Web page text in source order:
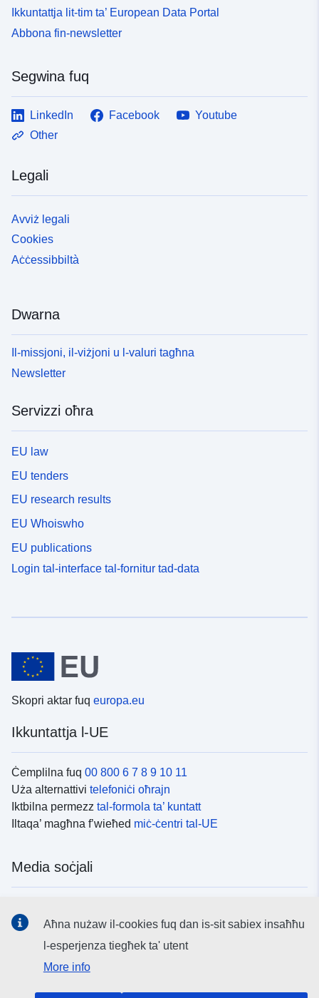
Ikkuntattja lit-tim ta’ European Data Portal
Abbona fin-newsletter
Segwina fuq
LinkedIn Facebook
Youtube
Other
Legali
Avviż legali
Cookies
Aċċessibbiltà
Dwarna
Il-missjoni, il-viżjoni u l-valuri tagħna
Newsletter
Servizzi oħra
EU law
EU tenders
EU research results
EU Whoiswho
EU publications
Login tal-interface tal-fornitur tad-data
Skopri aktar fuq europa.eu
Ikkuntattja l-UE
Ċemplilna fuq 00 800 6 7 8 9 10 11
Uża alternattivi telefoniċi oħrajn
Iktbilna permezz tal-formola ta’ kuntatt
Iltaqa’ magħna f’wieħed miċ-ċentri tal-UE
Media soċjali
L-istituzzjonijiet u l-korpi tal-UE
Aħna nużaw il-cookies fuq dan is-sit sabiex insaħħu
l-esperjenza tiegħek ta' utent
More info